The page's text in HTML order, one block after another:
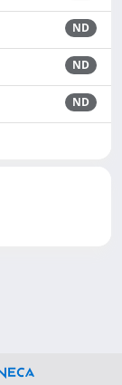
ND
ND
ND